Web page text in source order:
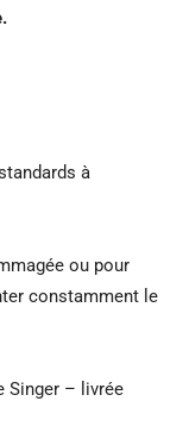
à
ou pour
constamment le
Singer – livrée